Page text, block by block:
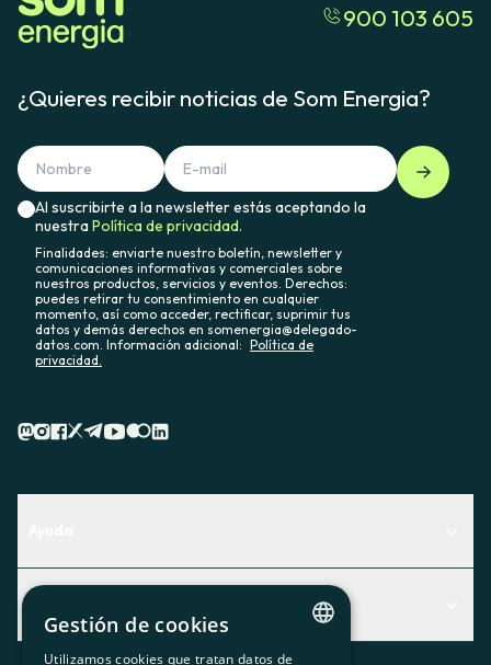
900 103 605
¿Quieres recibir noticias de Som Energia?
Al suscribirte a la newsletter estás aceptando la
nuestraPolítica de privacidad.
Finalidades: enviarte nuestro boletín, newsletter y
comunicaciones informativas y comerciales sobre
nuestros productos, servicios y eventos. Derechos:
puedes retirar tu consentimiento en cualquier
momento, así como acceder, rectificar, suprimir tus
datos y demás derechos en somenergia@delegado-
datos.com. Información adicional: Política de
privacidad.
Descubre qué servicio te encaja mejor
Contacto
Actualidad
Gestión de cookies
Utilizamos cookies que tratan datos de